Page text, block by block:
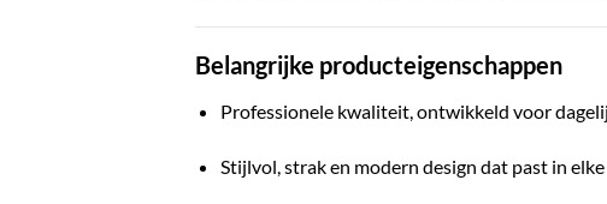
Belangrijke producteigenschappen
Professionele kwaliteit, ontwikkeld voor
Stijlvol, strak en modern design dat past in